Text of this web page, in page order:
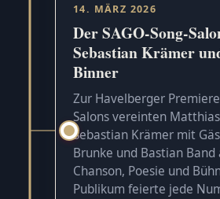
14. MÄRZ 2026
Der SAGO-Song-
Sebastian Krämer
Binner
Zur Havelberger
Salons vereinten
Sebastian Krämer mit
Brunke und Bastian Band
Chanson, Poesie und
Publikum feierte jede